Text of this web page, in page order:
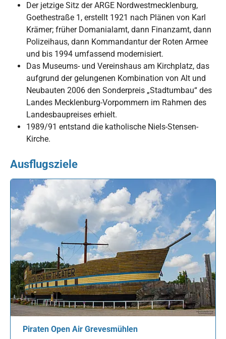
Der jetzige Sitz der ARGE Nordwestmecklenburg,
Goethestraße 1, erstellt 1921 nach Plänen von Karl
Krämer; früher Domanialamt, dann Finanzamt, dann
Polizeihaus, dann Kommandantur der Roten Armee
und bis 1994 umfassend modernisiert.
Das Museums- und Vereinshaus am Kirchplatz, das
aufgrund der gelungenen Kombination von Alt und
Neubauten 2006 den Sonderpreis „Stadtumbau“ des
Landes Mecklenburg-Vorpommern im Rahmen des
Landesbaupreises erhielt.
1989/91 entstand die katholische Niels-Stensen-
Kirche.
Ausflugsziele
Piraten Open Air Grevesmühlen